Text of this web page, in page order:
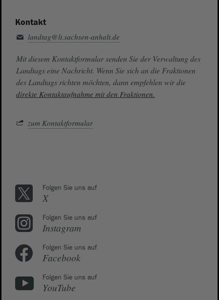
Kontakt
landtag@lt.sachsen-anhalt.de
Mit diesem Kontaktformular senden Sie der Verwaltung des
Landtags eine Nachricht. Wenn Sie sich an die Fraktionen
des Landtags richten möchten, dann empfehlen wir die
direkte Kontaktaufnahme mit den Fraktionen.
zum Kontaktformular
Folgen Sie uns auf
X
Folgen Sie uns auf
Instagram
Folgen Sie uns auf
Facebook
Folgen Sie uns auf
YouTube